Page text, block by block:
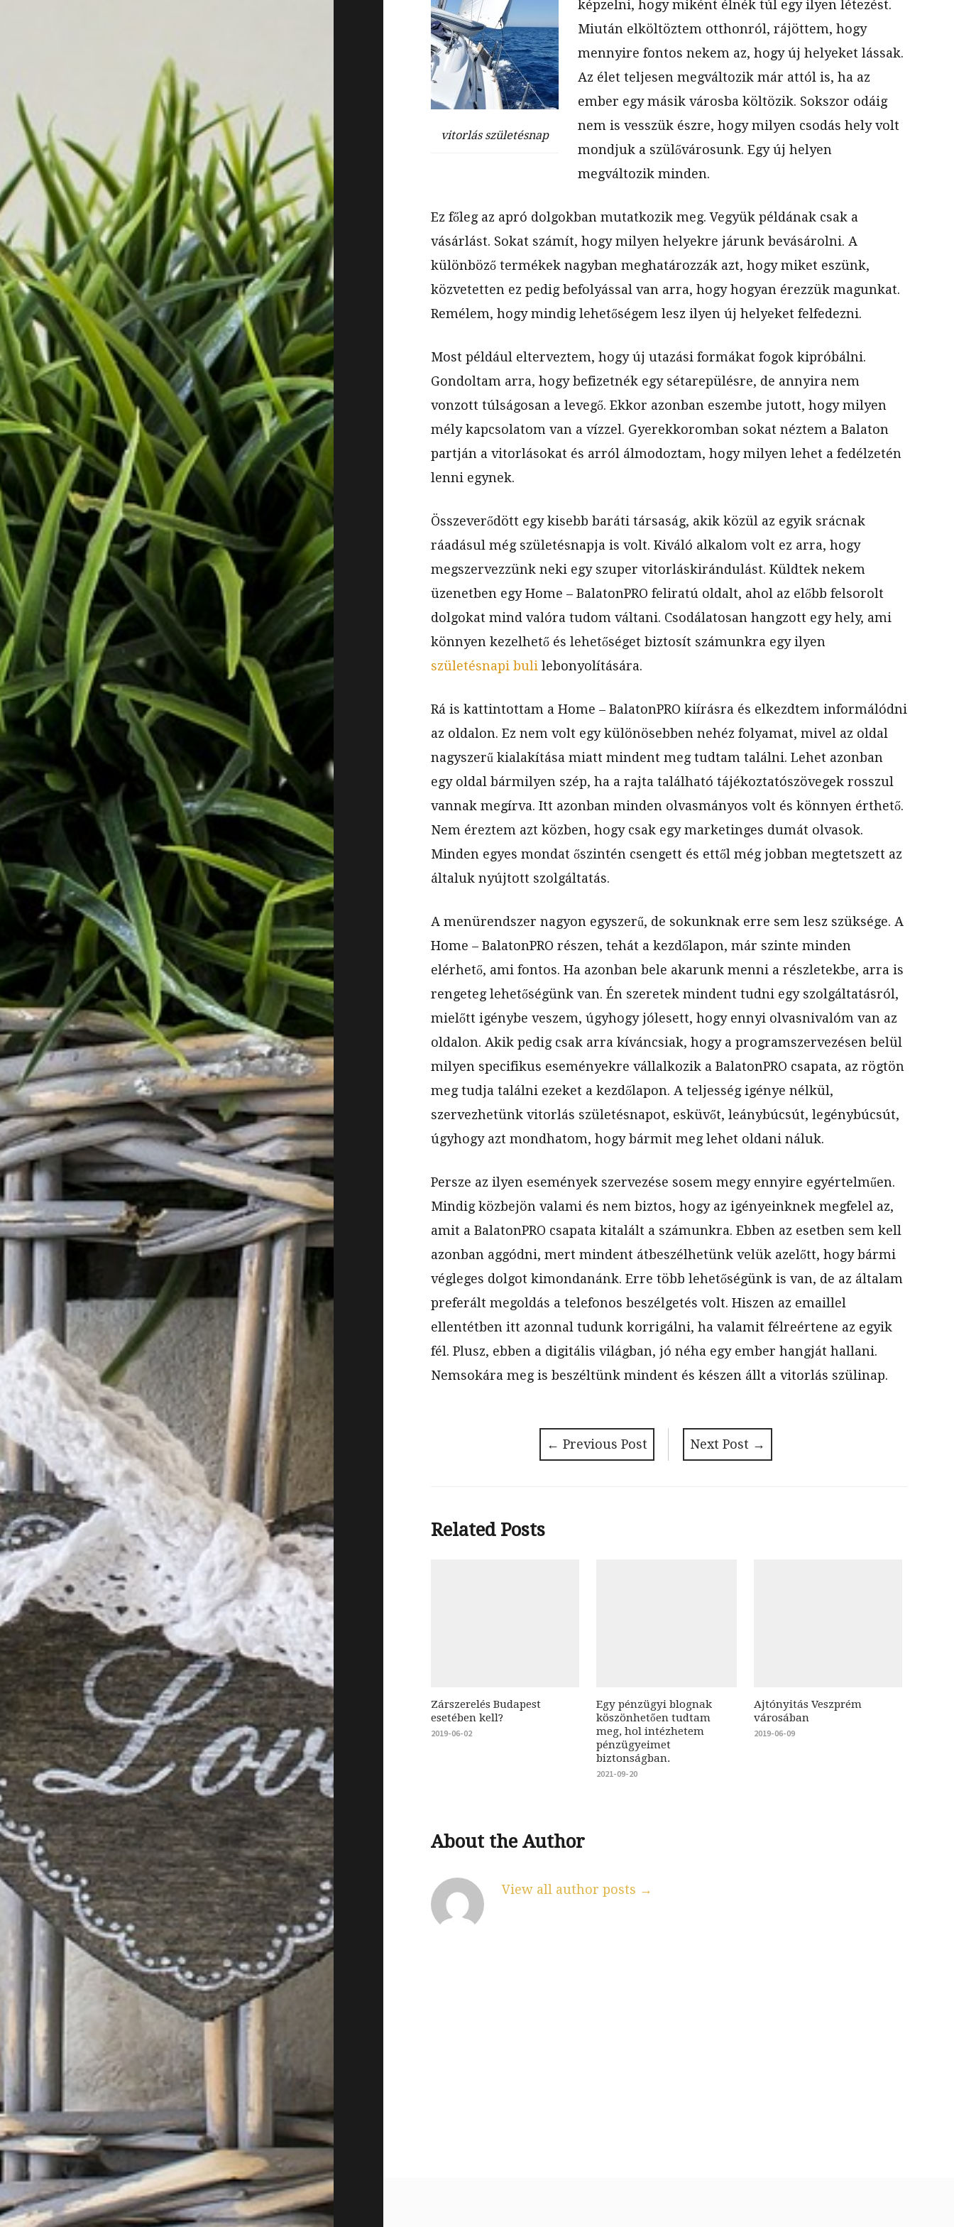
vitorlás születésnap
képzelni, hogy miként élnék túl egy ilyen létezést.
Miután elköltöztem otthonról, rájöttem, hogy
mennyire fontos nekem az, hogy új helyeket lássak.
Az élet teljesen megváltozik már attól is, ha az
ember egy másik városba költözik. Sokszor odáig
nem is vesszük észre, hogy milyen csodás hely volt
mondjuk a szülővárosunk. Egy új helyen
megváltozik minden.
Ez főleg az apró dolgokban mutatkozik meg. Vegyük példának csak a
vásárlást. Sokat számít, hogy milyen helyekre járunk bevásárolni. A
különböző termékek nagyban meghatározzák azt, hogy miket eszünk,
közvetetten ez pedig befolyással van arra, hogy hogyan érezzük magunkat.
Remélem, hogy mindig lehetőségem lesz ilyen új helyeket felfedezni.
Most például elterveztem, hogy új utazási formákat fogok kipróbálni.
Gondoltam arra, hogy befizetnék egy sétarepülésre, de annyira nem
vonzott túlságosan a levegő. Ekkor azonban eszembe jutott, hogy milyen
mély kapcsolatom van a vízzel. Gyerekkoromban sokat néztem a Balaton
partján a vitorlásokat és arról álmodoztam, hogy milyen lehet a fedélzetén
lenni egynek.
Összeverődött egy kisebb baráti társaság, akik közül az egyik srácnak
ráadásul még születésnapja is volt. Kiváló alkalom volt ez arra, hogy
megszervezzünk neki egy szuper vitorláskirándulást. Küldtek nekem
üzenetben egy Home – BalatonPRO feliratú oldalt, ahol az előbb felsorolt
dolgokat mind valóra tudom váltani. Csodálatosan hangzott egy hely, ami
könnyen kezelhető és lehetőséget biztosít számunkra egy ilyen
születésnapi buli lebonyolítására.
Rá is kattintottam a Home – BalatonPRO kiírásra és elkezdtem informálódni
az oldalon. Ez nem volt egy különösebben nehéz folyamat, mivel az oldal
nagyszerű kialakítása miatt mindent meg tudtam találni. Lehet azonban
egy oldal bármilyen szép, ha a rajta található tájékoztatószövegek rosszul
vannak megírva. Itt azonban minden olvasmányos volt és könnyen érthető.
Nem éreztem azt közben, hogy csak egy marketinges dumát olvasok.
Minden egyes mondat őszintén csengett és ettől még jobban megtetszett az
általuk nyújtott szolgáltatás.
A menürendszer nagyon egyszerű, de sokunknak erre sem lesz szüksége. A
Home – BalatonPRO részen, tehát a kezdőlapon, már szinte minden
elérhető, ami fontos. Ha azonban bele akarunk menni a részletekbe, arra is
rengeteg lehetőségünk van. Én szeretek mindent tudni egy szolgáltatásról,
mielőtt igénybe veszem, úgyhogy jólesett, hogy ennyi olvasnivalóm van az
oldalon. Akik pedig csak arra kíváncsiak, hogy a programszervezésen belül
milyen specifikus eseményekre vállalkozik a BalatonPRO csapata, az rögtön
meg tudja találni ezeket a kezdőlapon. A teljesség igénye nélkül,
szervezhetünk vitorlás születésnapot, esküvőt, leánybúcsút, legénybúcsút,
úgyhogy azt mondhatom, hogy bármit meg lehet oldani náluk.
Persze az ilyen események szervezése sosem megy ennyire egyértelműen.
Mindig közbejön valami és nem biztos, hogy az igényeinknek megfelel az,
amit a BalatonPRO csapata kitalált a számunkra. Ebben az esetben sem kell
azonban aggódni, mert mindent átbeszélhetünk velük azelőtt, hogy bármi
végleges dolgot kimondanánk. Erre több lehetőségünk is van, de az általam
preferált megoldás a telefonos beszélgetés volt. Hiszen az emaillel
ellentétben itt azonnal tudunk korrigálni, ha valamit félreértene az egyik
fél. Plusz, ebben a digitális világban, jó néha egy ember hangját hallani.
Nemsokára meg is beszéltünk mindent és készen állt a vitorlás szülinap.
navigation
← Previous Post Next Post →
Related Posts
Zárszerelés Budapest
esetében kell?
2019-06-02
Egy pénzügyi blognak
köszönhetően tudtam
meg, hol intézhetem
pénzügyeimet
biztonságban.
2021-09-20
Ajtónyitás Veszprém
városában
2019-06-09
About the Author
View all author posts →